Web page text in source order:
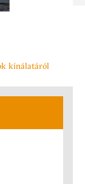
kínálatáról